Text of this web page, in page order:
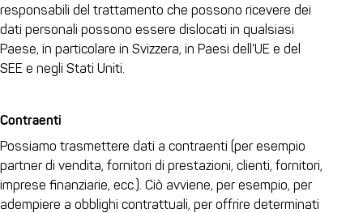
responsabili del trattamento che possono ricevere dei
dati personali possono essere dislocati in qualsiasi
Paese, in particolare in Svizzera, in Paesi dell’UE e del
SEE e negli Stati Uniti.
Contraenti
Possiamo trasmettere dati a contraenti (per esempio
partner di vendita, fornitori di prestazioni, clienti, fornitori,
imprese finanziarie, ecc.). Ciò avviene, per esempio, per
adempiere a obblighi contrattuali, per offrire determinati